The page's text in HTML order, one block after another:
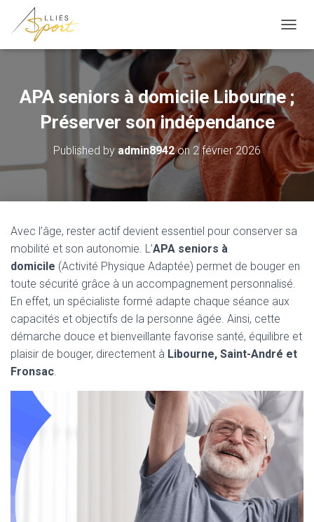
APA seniors à domicile Libourne ;
Préserver son indépendance
Published by admin8942on 2 février 2026
Avec l’âge, rester actif devient essentiel pour conserver sa
mobilité et son autonomie. L’APA seniors à
domicile (Activité Physique Adaptée) permet de bouger en
toute sécurité grâce à un accompagnement personnalisé.
En effet, un spécialiste formé adapte chaque séance aux
capacités et objectifs de la personne âgée. Ainsi, cette
démarche douce et bienveillante favorise santé, équilibre et
plaisir de bouger, directement à Libourne, Saint-André et
Fronsac.